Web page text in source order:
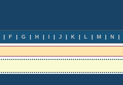
F G H I J K L M N